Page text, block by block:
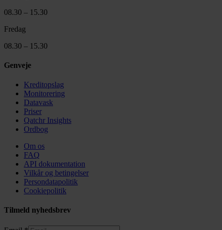
08.30 – 15.30
Fredag
08.30 – 15.30
Genveje
Kreditopslag
Monitorering
Datavask
Priser
Qatchr Insights
Ordbog
Om os
FAQ
API dokumentation
Vilkår og betingelser
Persondatapolitik
Cookiepolitik
Tilmeld nyhedsbrev